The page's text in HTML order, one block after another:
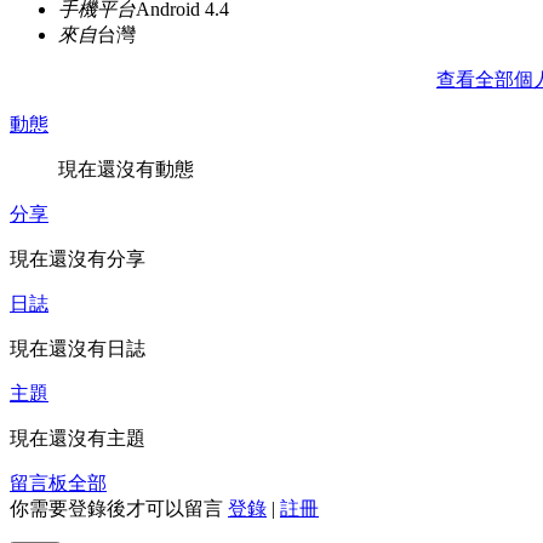
手機平台Android 4.4
來自台灣
查看全部個
動態
現在還沒有動態
分享
現在還沒有分享
日誌
現在還沒有日誌
主題
現在還沒有主題
留言板全部
你需要登錄後才可以留言 登錄 | 註冊